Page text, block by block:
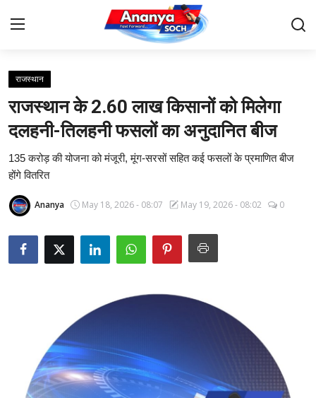
Home
Contact
About Us
देश
राजनीति
राजस्थान
राजस्थान
राजस्थान के 2.60 लाख किसानों को मिलेगा
दलहनी-तिलहनी फसलों का अनुदानित बीज
135 करोड़ की योजना को मंजूरी, मूंग-सरसों सहित कई फसलों के प्रमाणित बीज
होंगे वितरित
Ananya May 18, 2026 - 08:07 May 19, 2026 - 08:02 0